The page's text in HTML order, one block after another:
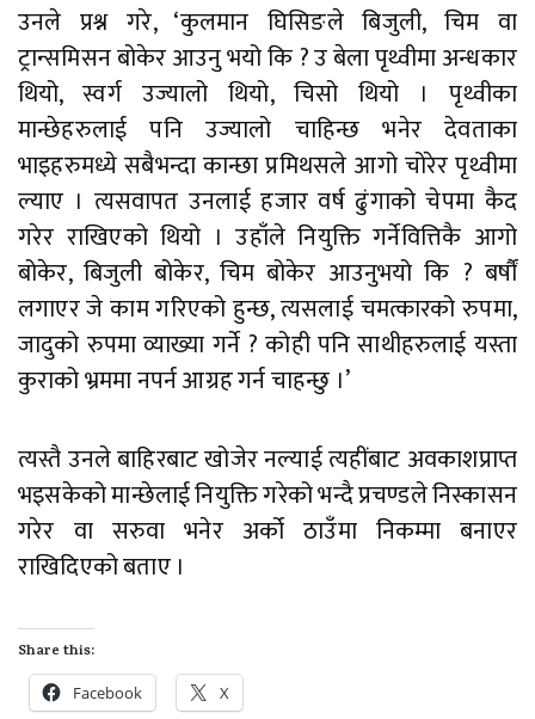
उनले प्रश्न गरे, ‘कुलमान घिसिङले बिजुली, चिम वा
ट्रान्समिसन बोकेर आउनु भयो कि ? उ बेला पृथ्वीमा अन्धकार
थियो, स्वर्ग उज्यालो थियो, चिसो थियो । पृथ्वीका
मान्छेहरुलाई पनि उज्यालो चाहिन्छ भनेर देवताका
भाइहरुमध्ये सबैभन्दा कान्छा प्रमिथसले आगो चोरेर पृथ्वीमा
ल्याए । त्यसवापत उनलाई हजार वर्ष ढुंगाको चेपमा कैद
गरेर राखिएको थियो । उहाँले नियुक्ति गर्नेवित्तिकै आगो
बोकेर, बिजुली बोकेर, चिम बोकेर आउनुभयो कि ? बर्षौं
लगाएर जे काम गरिएको हुन्छ, त्यसलाई चमत्कारको रुपमा,
जादुको रुपमा व्याख्या गर्ने ? कोही पनि साथीहरुलाई यस्ता
कुराको भ्रममा नपर्न आग्रह गर्न चाहन्छु ।’
त्यस्तै उनले बाहिरबाट खोजेर नल्याई त्यहींबाट अवकाशप्राप्त
भइसकेको मान्छेलाई नियुक्ति गरेको भन्दै प्रचण्डले निस्कासन
गरेर वा सरुवा भनेर अर्को ठाउँमा निकम्मा बनाएर
राखिदिएको बताए ।
Share this:
Facebook X